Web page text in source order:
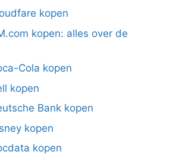
kopen
kopen: alles over de
Cola kopen
kopen
Bank kopen
kopen
kopen